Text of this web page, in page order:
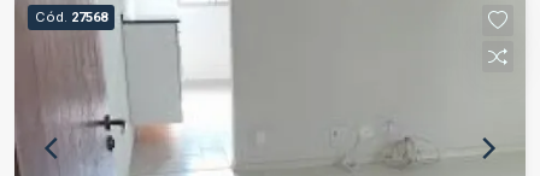
ambientes; Cozinha com móveis planejados;
Cooktop instalado; 1 vaga de garagem coberta. O
imóvel é ideal para quem busca comodidade e
funcionalidade, em um condomínio tranquilo e
com fácil acesso aos principais pontos da
Cód. 27568